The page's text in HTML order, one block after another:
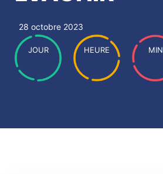
28 octobre 2023
JOUR HEURE MIN